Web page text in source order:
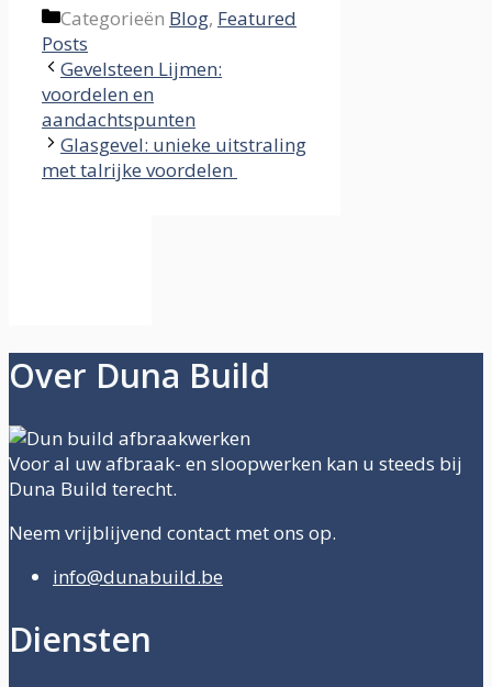
Categorieën Blog, Featured
Posts
Gevelsteen Lijmen:
voordelen en
aandachtspunten
Glasgevel: unieke uitstraling
met talrijke voordelen
Over Duna Build
Voor al uw afbraak- en sloopwerken kan u steeds bij
Duna Build terecht.
Neem vrijblijvend contact met ons op.
info@dunabuild.be
Diensten